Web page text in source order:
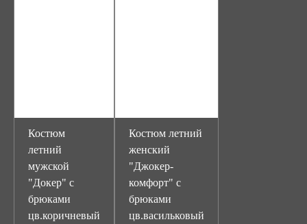
Костюм
летний
мужской
"Докер" с
брюками
цв.коричневый
Костюм летний
женский
"Джокер-
комфорт" с
брюками
цв.васильковый